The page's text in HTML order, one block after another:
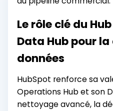
Le rôle clé du
Data Hub pour
données
HubSpot renforce sa
Operations Hub et son
nettoyage avancé, la